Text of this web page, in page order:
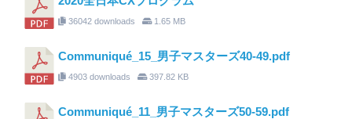
36042 downloads 1.65 MB
Communiqué_15_男子マスターズ40-49.pdf
4903 downloads 397.82 KB
Communiqué_11_男子マスターズ50-59.pdf